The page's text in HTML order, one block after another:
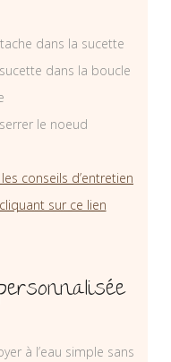
dans la sucette
dans la boucle
le noeud
conseils d’entretien
sur ce lien
à l’eau simple sans